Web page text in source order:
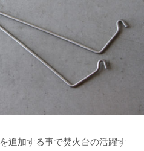
を追加する事で焚火台の活躍す